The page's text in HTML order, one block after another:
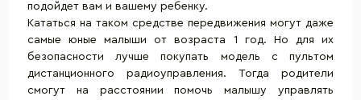
подойдет вам и вашему ребенку.
Кататься на таком средстве передвижения могут даже
самые юные малыши от возраста 1 год. Но для их
безопасности лучше покупать модель с пультом
дистанционного радиоуправления. Тогда родители
смогут на расстоянии помочь малышу управлять